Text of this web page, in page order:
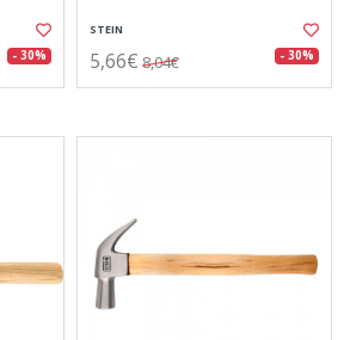
- 30%
STEIN
5,66€ 8,04€ - 30%